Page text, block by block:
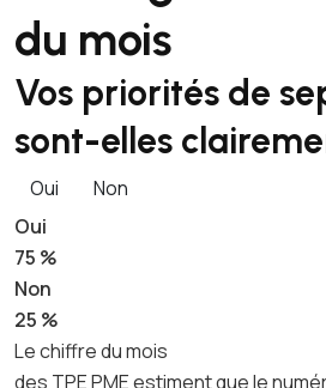
du mois
Vos priorités de
sont-elles
Oui
Non
Oui
75 %
Non
25 %
Le chiffre du mois
des TPE PME estiment que le